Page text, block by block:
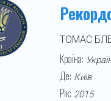
ТОМАС
Країна:
Де: Київ
Рік: 2015